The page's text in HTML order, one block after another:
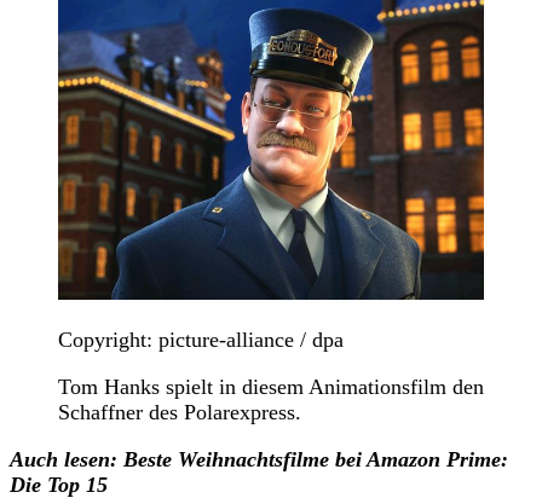
Copyright: picture-alliance / dpa
Tom Hanks spielt in diesem Animationsfilm den
Schaffner des Polarexpress.
Auch lesen: Beste Weihnachtsfilme bei Amazon Prime:
Die Top 15